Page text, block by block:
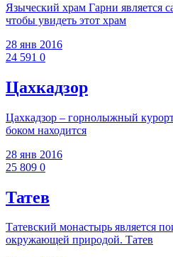
Языческий храм Гарни является
чтобы увидеть этот храм
28 янв 2016
24 591 0
Цахкадзор
Цахкадзор – горнолыжный
боком находится
28 янв 2016
25 809 0
Татев
Татевский монастырь является
окружающей природой. Татев